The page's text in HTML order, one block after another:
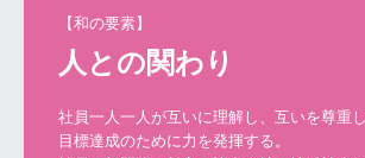
CAM
材料切断
パターンニング（内層）
【和の要素】
社員一人一人が互いに理解し、互いを尊重し
目標達成のために力を発揮する。